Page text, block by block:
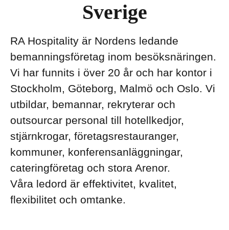
Sverige
RA Hospitality är Nordens ledande
bemanningsföretag inom besöksnäringen.
Vi har funnits i över 20 år och har kontor i
Stockholm, Göteborg, Malmö och Oslo. Vi
utbildar, bemannar, rekryterar och
outsourcar personal till hotellkedjor,
stjärnkrogar, företagsrestauranger,
kommuner, konferensanläggningar,
cateringföretag och stora Arenor.
Våra ledord är effektivitet, kvalitet,
flexibilitet och omtanke.